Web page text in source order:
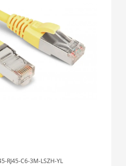
RJ45-C6-3M-LSZH-YL